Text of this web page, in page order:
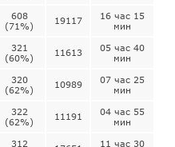
608
(71%)
19117
16 час 15
мин
321
(60%)
11613
05 час 40
мин
320
(62%)
10989
07 час 25
мин
322
(62%)
11191
04 час 55
мин
312 11 час 30